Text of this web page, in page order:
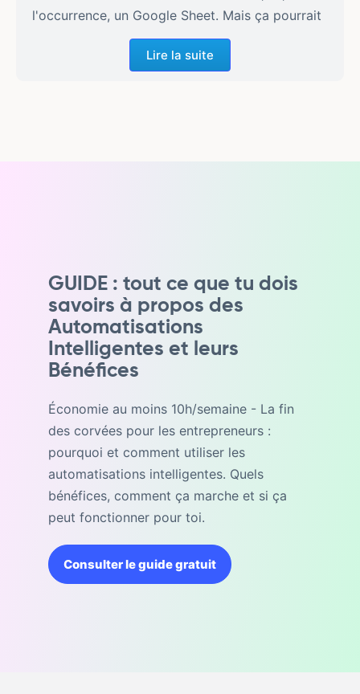
Lire la suite
GUIDE : tout ce que tu dois
savoirs à propos des
Automatisations
Intelligentes et leurs
Bénéfices
Économie au moins 10h/semaine - La fin
des corvées pour les entrepreneurs :
pourquoi et comment utiliser les
automatisations intelligentes. Quels
bénéfices, comment ça marche et si ça
peut fonctionner pour toi.
Consulter le guide gratuit